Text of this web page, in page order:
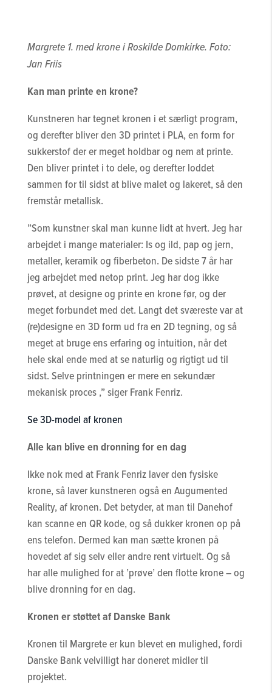
Margrete 1. med krone i Roskilde Domkirke. Foto:
Jan Friis
Kan man printe en krone?
Kunstneren har tegnet kronen i et særligt program,
og derefter bliver den 3D printet i PLA, en form for
sukkerstof der er meget holdbar og nem at printe.
Den bliver printet i to dele, og derefter loddet
sammen for til sidst at blive malet og lakeret, så den
fremstår metallisk.
”Som kunstner skal man kunne lidt at hvert. Jeg har
arbejdet i mange materialer: Is og ild, pap og jern,
metaller, keramik og fiberbeton. De sidste 7 år har
jeg arbejdet med netop print. Jeg har dog ikke
prøvet, at designe og printe en krone før, og der
meget forbundet med det. Langt det sværeste var at
(re)designe en 3D form ud fra en 2D tegning, og så
meget at bruge ens erfaring og intuition, når det
hele skal ende med at se naturlig og rigtigt ud til
sidst. Selve printningen er mere en sekundær
mekanisk proces ,” siger Frank Fenriz.
Se 3D-model af kronen
Alle kan blive en dronning for en dag
Ikke nok med at Frank Fenriz laver den fysiske
krone, så laver kunstneren også en Augumented
Reality, af kronen. Det betyder, at man til Danehof
kan scanne en QR kode, og så dukker kronen op på
ens telefon. Dermed kan man sætte kronen på
hovedet af sig selv eller andre rent virtuelt. Og så
har alle mulighed for at ’prøve’ den flotte krone – og
blive dronning for en dag.
Kronen er støttet af Danske Bank
Kronen til Margrete er kun blevet en mulighed, fordi
Danske Bank velvilligt har doneret midler til
projektet.